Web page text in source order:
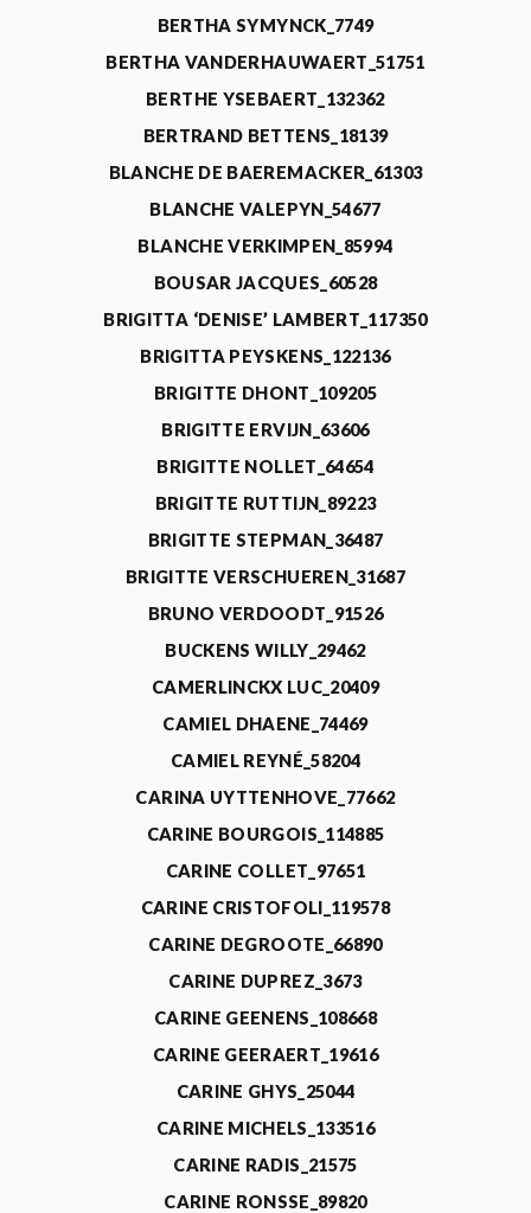
BERTHA SYMYNCK_7749
BERTHA VANDERHAUWAERT_51751
BERTHE YSEBAERT_132362
BERTRAND BETTENS_18139
BLANCHE DE BAEREMACKER_61303
BLANCHE VALEPYN_54677
BLANCHE VERKIMPEN_85994
BOUSAR JACQUES_60528
BRIGITTA ‘DENISE’ LAMBERT_117350
BRIGITTA PEYSKENS_122136
BRIGITTE DHONT_109205
BRIGITTE ERVIJN_63606
BRIGITTE NOLLET_64654
BRIGITTE RUTTIJN_89223
BRIGITTE STEPMAN_36487
BRIGITTE VERSCHUEREN_31687
BRUNO VERDOODT_91526
BUCKENS WILLY_29462
CAMERLINCKX LUC_20409
CAMIEL DHAENE_74469
CAMIEL REYNÉ_58204
CARINA UYTTENHOVE_77662
CARINE BOURGOIS_114885
CARINE COLLET_97651
CARINE CRISTOFOLI_119578
CARINE DEGROOTE_66890
CARINE DUPREZ_3673
CARINE GEENENS_108668
CARINE GEERAERT_19616
CARINE GHYS_25044
CARINE MICHELS_133516
CARINE RADIS_21575
CARINE RONSSE_89820